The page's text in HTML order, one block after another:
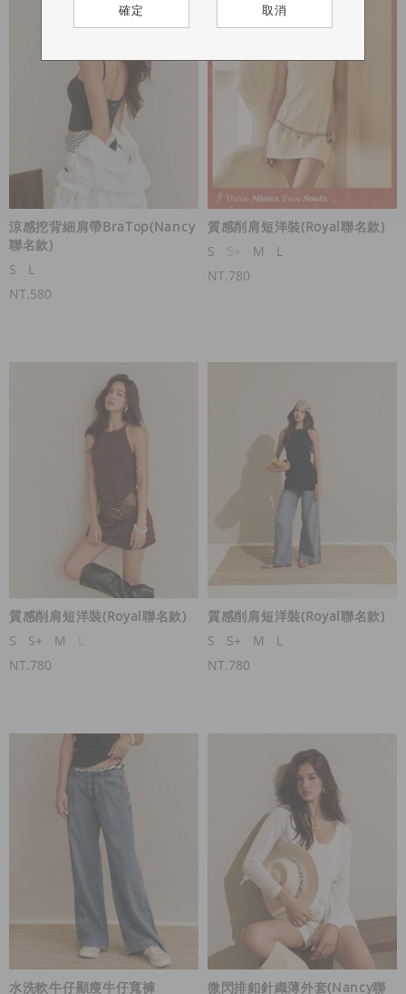
涼感挖背細肩帶BraTop(Nancy
聯名款)
S
L
NT.580
質感削肩短洋裝(Royal聯名款)
S
M
L
NT.780
質感削肩短洋裝(Royal聯名款)
S
S+ M
NT.780
質感削肩短洋裝(Royal聯名款)
S
S+ M
L
NT.780
水洗軟牛仔顯瘦牛仔寬褲 微閃排釦針織薄外套(Nancy聯
確定 取消
確定 取消
確定 取消
確定 取消